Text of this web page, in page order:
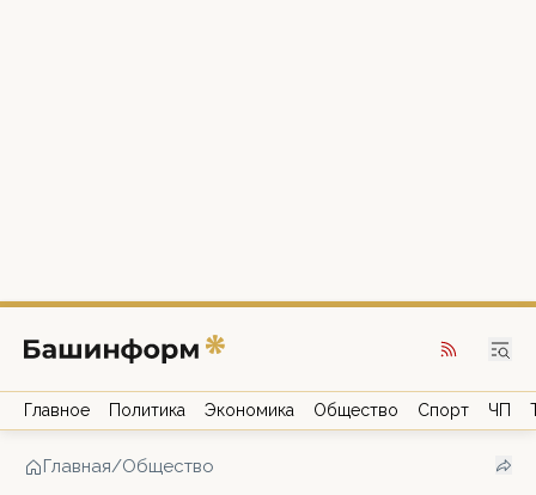
Главное Политика Экономика Общество Спорт ЧП
Главная/Общество